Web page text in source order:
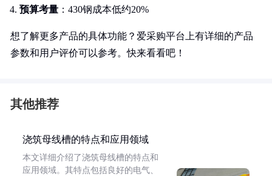
预算考量 ：430钢成本低约20%
想了解更多产品的具体功能？爱采购平台上有详细的产品
参数和用户评价可以参考。快来看看吧！
其他推荐
浇筑母线槽的特点和应用领域
本文详细介绍了浇筑母线槽的特点和
应用领域。其特点包括良好的电气、